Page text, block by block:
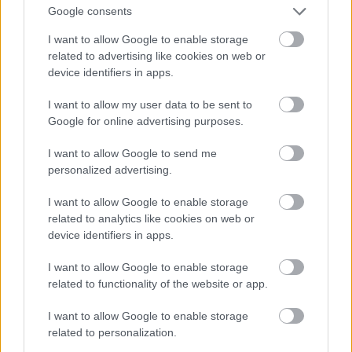
Google consents
I want to allow Google to enable storage
related to advertising like cookies on web or
device identifiers in apps.
I want to allow my user data to be sent to
Google for online advertising purposes.
I want to allow Google to send me
personalized advertising.
I want to allow Google to enable storage
related to analytics like cookies on web or
device identifiers in apps.
I want to allow Google to enable storage
related to functionality of the website or app.
I want to allow Google to enable storage
related to personalization.
15. Kings Of Leon: Come Around Sundown
16. Villagers: Becoming A Jackal
17. Maps And Atlases: Perch Patchwork
18. Aloe Blacc: Good Things
20. Sufjan Stevens: The Age Of Adz
21. Gil Scott-Heron: I'm New Here
23. Holy Fuck: Latin
24. Max Richter: Infra
26. Field Music: Measure
27. The Gaslight Anthem: American Slang
28. Avey Tare: Down There
29. Laura Marling: I Speak Because I Can
30. Vampire Weekend: Contra
31. Chrome Hoof: Crush Depth
32. Deerhunter: Halcyon Digest
33. The National: High Violet